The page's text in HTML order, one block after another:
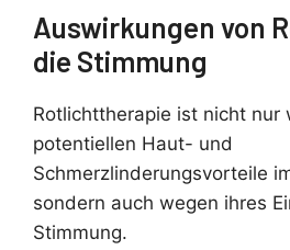
Auswirkungen von
die Stimmung
Rotlichttherapie ist nicht nur
potentiellen Haut- und
Schmerzlinderungsvorteile
sondern auch wegen ihres
Stimmung.